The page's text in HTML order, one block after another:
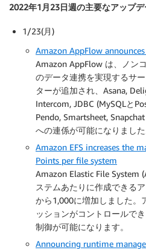
2022年1月23日週の主要なアップデ
1/23(月)
Amazon AppFlow
Amazon AppFlow は、ノン
のデータ連携を実現するサ
ターが追加され、Asana,
Intercom, JDBC (MySQLと
Pendo, Smartsheet,
への連係が可能になりました
Amazon EFS increases the
Points per file system
Amazon Elastic File System
ステムあたりに作成できる
から1,000に増加しました。
ッションがコントロールで
制御が可能になります。
Announcing runtime